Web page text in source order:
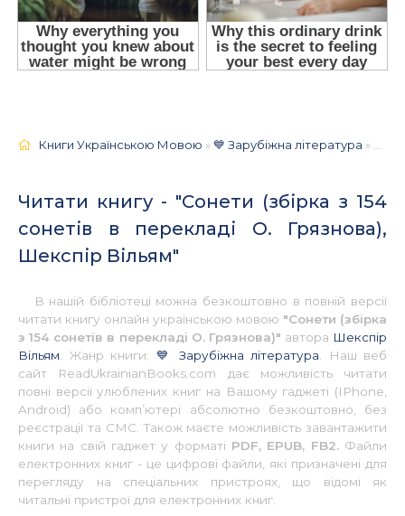
Книги Українською Мовою »💙 Зарубіжна література » Сонети (збірка з 154 сонетів в перекладі О. Грязнова), Шекспір Вільям 📚 - Українською
Читати книгу - "Сонети (збірка з 154
сонетів в перекладі О. Грязнова),
Шекспір Вільям"
В нашій бібліотеці можна безкоштовно в повній версії
читати книгу онлайн українською мовою "Сонети (збірка
з 154 сонетів в перекладі О. Грязнова)" автора Шекспір
Вільям . Жанр книги: 💙 Зарубіжна література . Наш веб
сайт ReadUkrainianBooks.com дає можливість читати
повні версії улюблених книг на Вашому гаджеті (IPhone,
Android) або комп’ютері абсолютно безкоштовно, без
реєстрації та СМС. Також маєте можливість завантажити
книги на свій гаджет у форматі PDF, EPUB, FB2.Файли
електронних книг - це цифрові файли, які призначені для
перегляду на спеціальних пристроях, що відомі як
читальні пристрої для електронних книг.